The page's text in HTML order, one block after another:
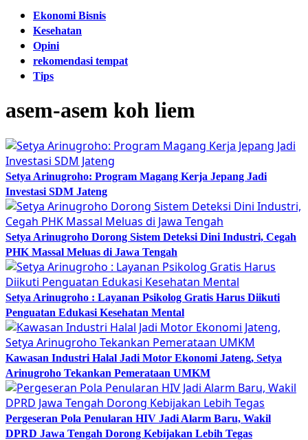
Ekonomi Bisnis
Kesehatan
Opini
rekomendasi tempat
Tips
asem-asem koh liem
Setya Arinugroho: Program Magang Kerja Jepang Jadi
Investasi SDM Jateng
Setya Arinugroho Dorong Sistem Deteksi Dini Industri, Cegah
PHK Massal Meluas di Jawa Tengah
Setya Arinugroho : Layanan Psikolog Gratis Harus Diikuti
Penguatan Edukasi Kesehatan Mental
Kawasan Industri Halal Jadi Motor Ekonomi Jateng, Setya
Arinugroho Tekankan Pemerataan UMKM
Pergeseran Pola Penularan HIV Jadi Alarm Baru, Wakil
DPRD Jawa Tengah Dorong Kebijakan Lebih Tegas